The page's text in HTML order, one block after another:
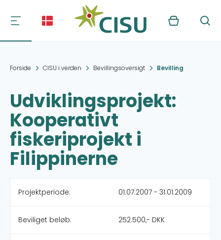
Kurv Søg
Forside CISU i verden Bevillingsoversigt Bevilling
Udviklingsprojekt:
Kooperativt
fiskeriprojekt i
Filippinerne
Projektperiode: 01.07.2007 - 31.01.2009
Beviliget beløb: 252.500,- DKK